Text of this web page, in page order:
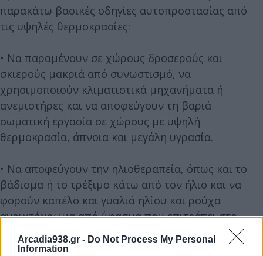
Arcadia938.gr - Do Not Process My Personal
Information
παρακάτω βασικές οδηγίες αυτοπροστασίας από
τις υψηλές θερμοκρασίες:
• Να παραμένουν σε χώρους δροσερούς και
σκιερούς μακριά από συνωστισμό, να
χρησιμοποιούν κλιματιστικά μηχανήματα ή
ανεμιστήρες και να αποφεύγουν τη βαριά
σωματική εργασία σε χώρους με υψηλή
θερμοκρασία, άπνοια και μεγάλη υγρασία.
• Να αποφεύγουν την ηλιοθεραπεία, όπως και το
βάδισμα ή το τρέξιμο κάτω από τον ήλιο και να
φορούν καπέλο και γυαλιά ηλίου και ρούχα
ανοιχτόχρωμα από ύφασμα που επιτρέπει στο
δέρμα να αερίζεται και διευκολύνει την εξάτμιση
του ιδρώτα, αποφεύγοντας τα συνθετικά